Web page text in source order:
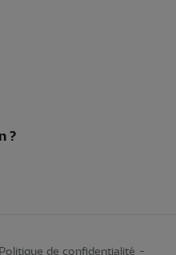
?
Politique de confidentialité